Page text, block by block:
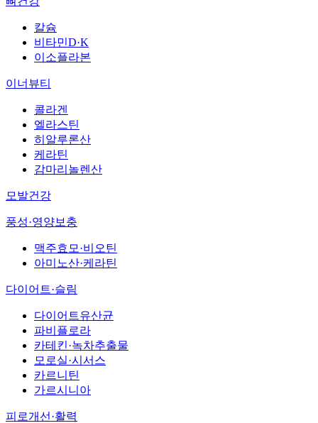
칼슘
비타민D·K
이소플라본
이너뷰티
콜라겐
엘라스틴
히알루론산
케라틴
감마리놀렌산
모발건강
풍성·영양보충
맥주효모·비오틴
아미노산·케라틴
다이어트·슬림
다이어트유산균
파비플로라
카테킨·녹차추출물
모로실·시서스
카르니틴
가르시니아
피로개선·활력